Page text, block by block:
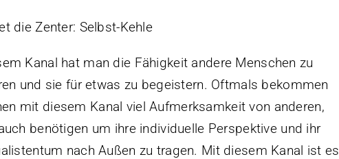
die Zenter: Selbst-Kehle
Kanal hat man die Fähigkeit andere Menschen zu
und sie für etwas zu begeistern. Oftmals bekommen
mit diesem Kanal viel Aufmerksamkeit von anderen,
benötigen um ihre individuelle Perspektive und ihr
nach Außen zu tragen. Mit diesem Kanal ist es